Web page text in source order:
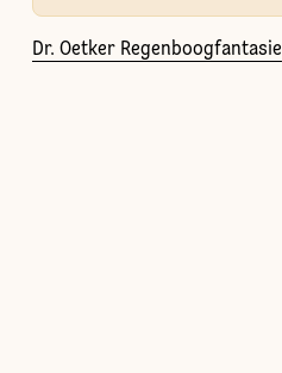
Dr. Oetker Regenboogfantasie